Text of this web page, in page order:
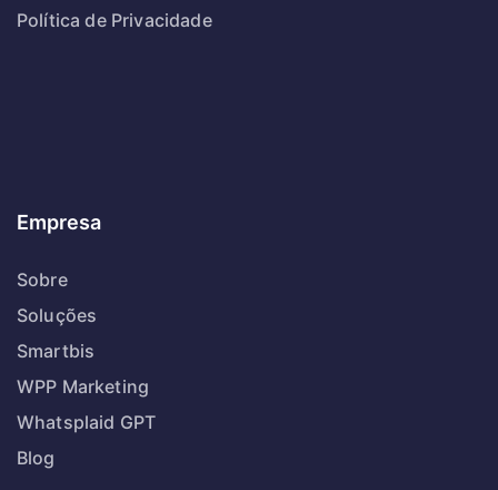
Política de Privacidade
Empresa
Sobre
Soluções
Smartbis
WPP Marketing
Whatsplaid GPT
Blog